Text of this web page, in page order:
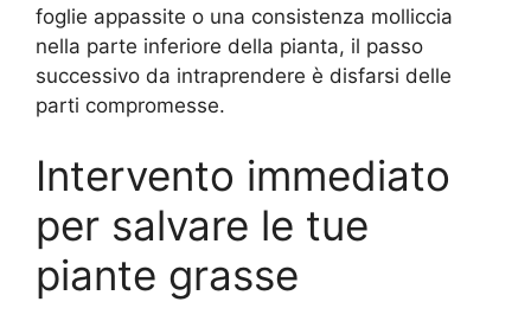
foglie appassite o una consistenza molliccia
nella parte inferiore della pianta, il passo
successivo da intraprendere è disfarsi delle
parti compromesse.
Intervento immediato
per salvare le tue
piante grasse